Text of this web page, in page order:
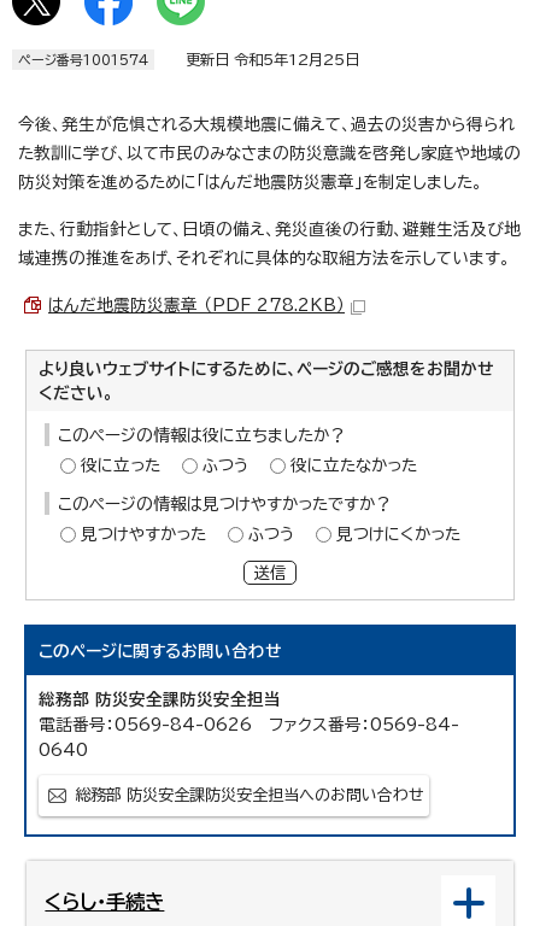
ページ番号1001574 更新日 令和5年12月25日
今後、発生が危惧される大規模地震に備えて、過去の災害から得られ
た教訓に学び、以て市民のみなさまの防災意識を啓発し家庭や地域の
防災対策を進めるために「はんだ地震防災憲章」を制定しました。
また、行動指針として、日頃の備え、発災直後の行動、避難生活及び地
域連携の推進をあげ、それぞれに具体的な取組方法を示しています。
はんだ地震防災憲章 （PDF 278.2KB）
より良いウェブサイトにするために、ページのご感想をお聞かせ
ください。
このページの情報は役に立ちましたか？
役に立った
ふつう 役に立たなかった
このページの情報は見つけやすかったですか？
見つけやすかった
ふつう 見つけにくかった
送信
このページに関するお問い合わせ
総務部 防災安全課防災安全担当
電話番号：0569-84-0626 ファクス番号：0569-84-
0640
総務部 防災安全課防災安全担当へのお問い合わせ
くらし・手続き